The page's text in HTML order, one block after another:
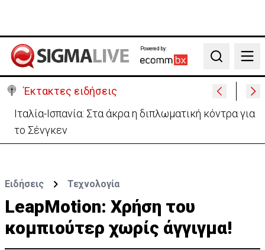
Powered by:
Search
Έκτακτες ειδήσεις
Μονή Αγ. Νεοφύτου για απόπειρα φόνου: Ο
Ηγούμενος επέδειξε «ιδιαίτερη υπομονή»
Ειδήσεις Τεχνολογία
LeapMotion: Χρήση του
κομπιούτερ χωρίς άγγιγμα!